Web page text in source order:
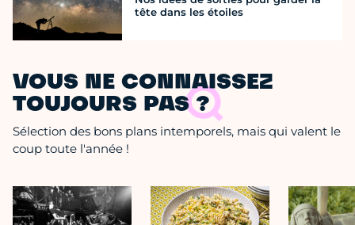
tête dans les étoiles
VOUS NE CONNAISSEZ
TOUJOURS PAS ?
Sélection des bons plans intemporels, mais qui valent le
coup toute l'année !